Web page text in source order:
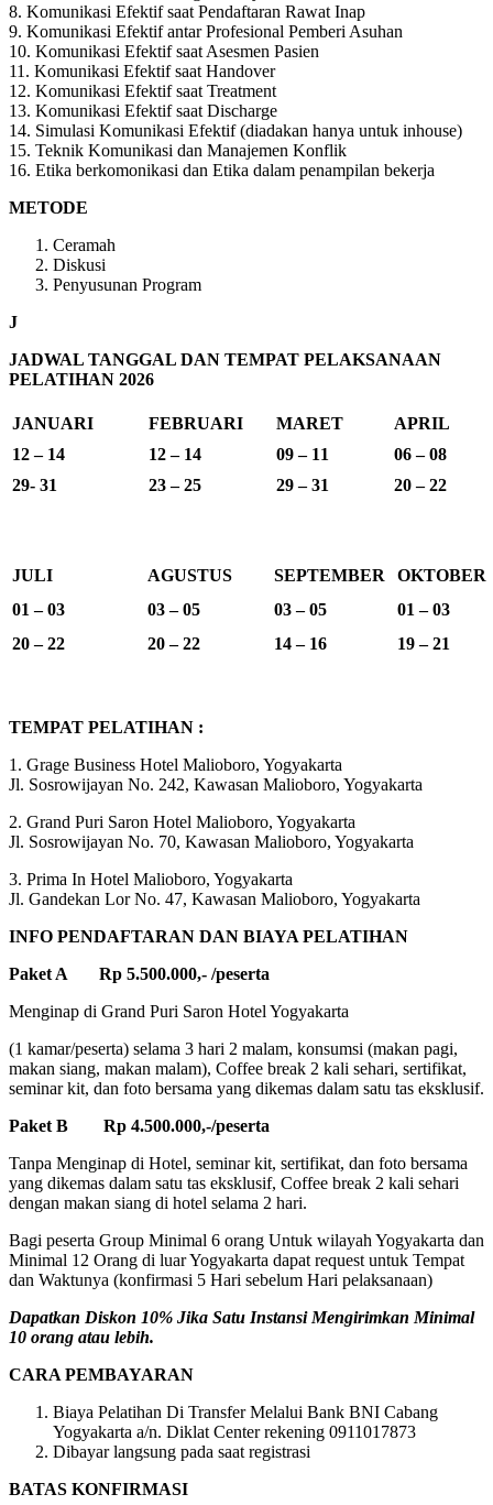
8. Komunikasi Efektif saat Pendaftaran Rawat Inap
9. Komunikasi Efektif antar Profesional Pemberi Asuhan
10. Komunikasi Efektif saat Asesmen Pasien
11. Komunikasi Efektif saat Handover
12. Komunikasi Efektif saat Treatment
13. Komunikasi Efektif saat Discharge
14. Simulasi Komunikasi Efektif (diadakan hanya untuk inhouse)
15. Teknik Komunikasi dan Manajemen Konflik
16. Etika berkomonikasi dan Etika dalam penampilan bekerja
METODE
Ceramah
Diskusi
Penyusunan Program
J
JADWAL TANGGAL DAN TEMPAT PELAKSANAAN
PELATIHAN 2026
JANUARI FEBRUARI MARET
APRIL
12 – 14
12 – 14 09 – 11
06 – 08
29- 31
23 – 25 29 – 31 20 – 22
JULI AGUSTUS SEPTEMBER
OKTOBER
01 – 03
03 – 05 03 – 05
01 – 03
20 – 22
20 – 22 14 – 16 19 – 21
TEMPAT PELATIHAN :
1. Grage Business Hotel Malioboro, Yogyakarta
Jl. Sosrowijayan No. 242, Kawasan Malioboro, Yogyakarta
2. Grand Puri Saron Hotel Malioboro, Yogyakarta
Jl. Sosrowijayan No. 70, Kawasan Malioboro, Yogyakarta
3. Prima In Hotel Malioboro, Yogyakarta
Jl. Gandekan Lor No. 47, Kawasan Malioboro, Yogyakarta
INFO PENDAFTARAN DAN BIAYA PELATIHAN
Paket A Rp 5.500.000,- /peserta
Menginap di Grand Puri Saron Hotel Yogyakarta
(1 kamar/peserta) selama 3 hari 2 malam, konsumsi (makan pagi,
makan siang, makan malam), Coffee break 2 kali sehari, sertifikat,
seminar kit, dan foto bersama yang dikemas dalam satu tas eksklusif.
Paket B Rp 4.500.000,-/peserta
Tanpa Menginap di Hotel, seminar kit, sertifikat, dan foto bersama
yang dikemas dalam satu tas eksklusif, Coffee break 2 kali sehari
dengan makan siang di hotel selama 2 hari.
Bagi peserta Group Minimal 6 orang Untuk wilayah Yogyakarta dan
Minimal 12 Orang di luar Yogyakarta dapat request untuk Tempat
dan Waktunya (konfirmasi 5 Hari sebelum Hari pelaksanaan)
Dapatkan Diskon 10% Jika Satu Instansi Mengirimkan Minimal
10 orang atau lebih.
CARA PEMBAYARAN
Biaya Pelatihan Di Transfer Melalui Bank BNI Cabang
Yogyakarta a/n. Diklat Center rekening 0911017873
Dibayar langsung pada saat registrasi
BATAS KONFIRMASI